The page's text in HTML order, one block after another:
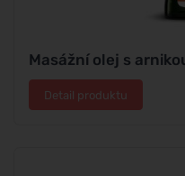
Masážní olej s
Detail produktu